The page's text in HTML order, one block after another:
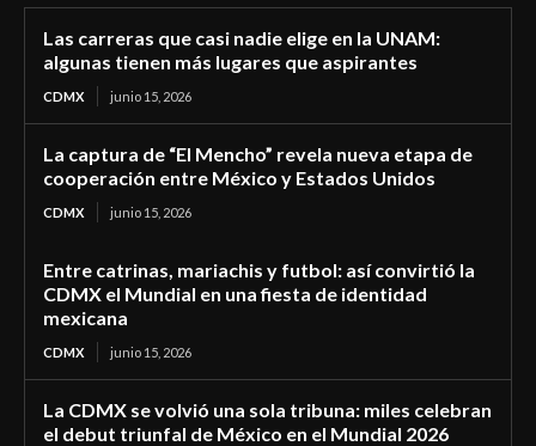
Las carreras que casi nadie elige en la UNAM:
algunas tienen más lugares que aspirantes
CDMX junio 15, 2026
La captura de “El Mencho” revela nueva etapa de
cooperación entre México y Estados Unidos
CDMX junio 15, 2026
Entre catrinas, mariachis y futbol: así convirtió la
CDMX el Mundial en una fiesta de identidad
mexicana
CDMX junio 15, 2026
La CDMX se volvió una sola tribuna: miles celebran
el debut triunfal de México en el Mundial 2026